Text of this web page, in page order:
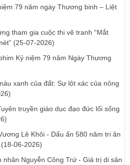
79 năm ngày Thương binh – Liệt
tham gia cuộc thi vẽ tranh “Mắt
(25-07-2026)
Kỷ niệm 79 năm Ngày Thương
xanh của đất: Sự lột xác của nông
truyền giáo dục đạo đức lối sống
Lê Khôi - Dấu ấn 580 năm tri ân
(18-06-2026)
nhân Nguyễn Công Trứ - Giá trị di sản